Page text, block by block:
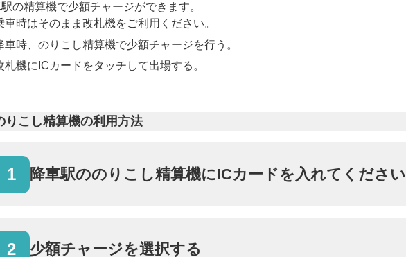
の精算機で少額チャージができます。
車時はそのまま改札機をご利用ください。
車時、のりこし精算機で少額チャージを行う。
札機にICカードをタッチして出場する。
りこし精算機の利用方法
1 降車駅ののりこし精算機にICカードを入れてください
2 少額チャージを選択する